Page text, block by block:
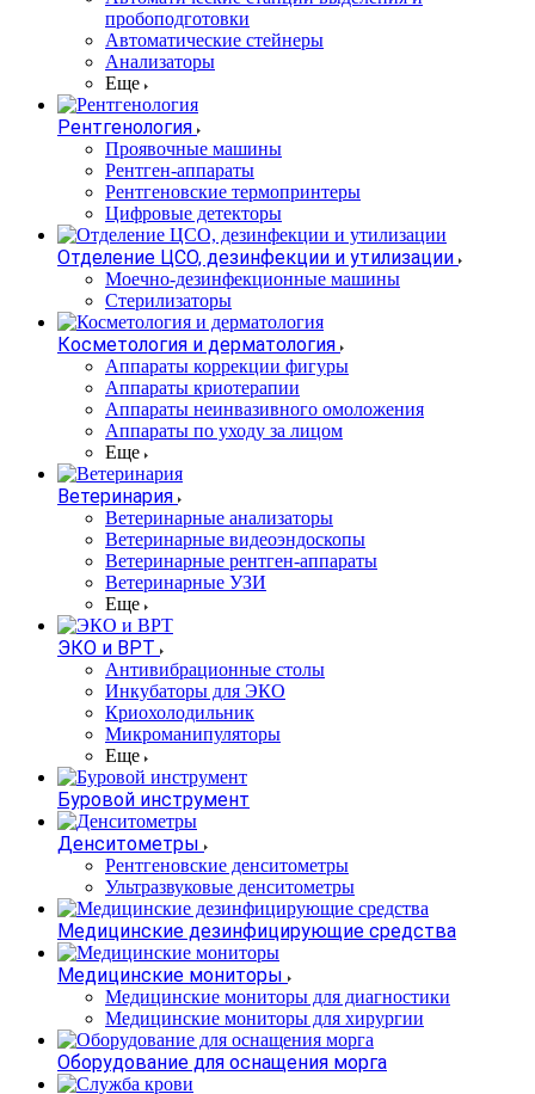
пробоподготовки
Автоматические стейнеры
Анализаторы
Еще
Рентгенология
Проявочные машины
Рентген-аппараты
Рентгеновские термопринтеры
Цифровые детекторы
Отделение ЦСО, дезинфекции и утилизации
Моечно-дезинфекционные машины
Стерилизаторы
Косметология и дерматология
Аппараты коррекции фигуры
Аппараты криотерапии
Аппараты неинвазивного омоложения
Аппараты по уходу за лицом
Еще
Ветеринария
Ветеринарные анализаторы
Ветеринарные видеоэндоскопы
Ветеринарные рентген-аппараты
Ветеринарные УЗИ
Еще
ЭКО и ВРТ
Антивибрационные столы
Инкубаторы для ЭКО
Криохолодильник
Микроманипуляторы
Еще
Буровой инструмент
Денситометры
Рентгеновские денситометры
Ультразвуковые денситометры
Медицинские дезинфицирующие средства
Медицинские мониторы
Медицинские мониторы для диагностики
Медицинские мониторы для хирургии
Оборудование для оснащения морга